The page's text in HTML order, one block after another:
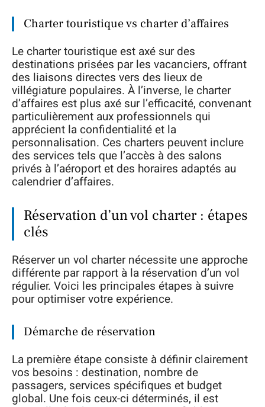
Charter touristique vs charter d’affaires
Le charter touristique est axé sur des
destinations prisées par les vacanciers, offrant
des liaisons directes vers des lieux de
villégiature populaires. À l’inverse, le charter
d’affaires est plus axé sur l’efficacité, convenant
particulièrement aux professionnels qui
apprécient la confidentialité et la
personnalisation. Ces charters peuvent inclure
des services tels que l’accès à des salons
privés à l’aéroport et des horaires adaptés au
calendrier d’affaires.
Réservation d’un vol charter : étapes
clés
Réserver un vol charter nécessite une approche
différente par rapport à la réservation d’un vol
régulier. Voici les principales étapes à suivre
pour optimiser votre expérience.
Démarche de réservation
La première étape consiste à définir clairement
vos besoins : destination, nombre de
passagers, services spécifiques et budget
global. Une fois ceux-ci déterminés, il est